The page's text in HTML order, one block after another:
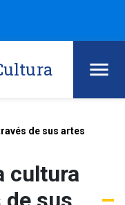
de sus artes
cultura